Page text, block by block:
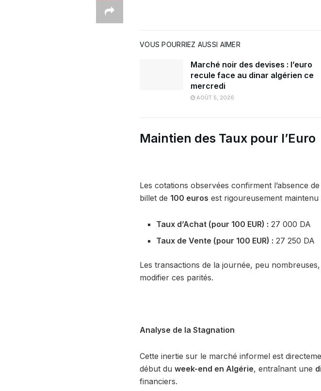
VOUS POURRIEZ AUSSI AIMER
Marché noir des devises : l’euro
recule face au dinar algérien ce
mercredi
AOÛT 5, 2026
Maintien des Taux pour l’Euro
Les cotations observées confirment l’absence
billet de 100 euros est rigoureusement
Taux d’Achat (pour 100 EUR) : 27 000 DA
Taux de Vente (pour 100 EUR) : 27 250 DA
Les transactions de la journée, peu nombreuses,
modifier ces parités.
Analyse de la Stagnation
Cette inertie sur le marché informel est
début du week-end en Algérie, entraînant une
financiers.